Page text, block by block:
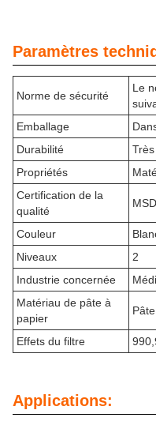
Paramètres
Norme de sécurité
Le
Emballage
Durabilité
Propriétés
Certification de la
qualité
Couleur
Niveaux
2
Industrie concernée
Matériau de pâte à
papier
Effets du filtre
Applications: